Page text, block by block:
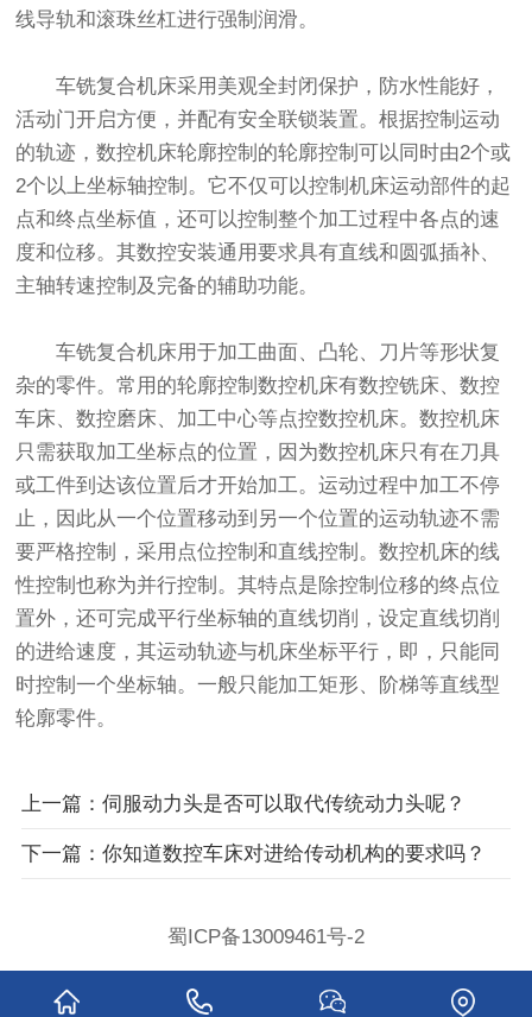
线导轨和滚珠丝杠进行强制润滑。
车铣复合机床采用美观全封闭保护，防水性能好，
活动门开启方便，并配有安全联锁装置。根据控制运动
的轨迹，数控机床轮廓控制的轮廓控制可以同时由2个或
2个以上坐标轴控制。它不仅可以控制机床运动部件的起
点和终点坐标值，还可以控制整个加工过程中各点的速
度和位移。其数控安装通用要求具有直线和圆弧插补、
主轴转速控制及完备的辅助功能。
车铣复合机床用于加工曲面、凸轮、刀片等形状复
杂的零件。常用的轮廓控制数控机床有数控铣床、数控
车床、数控磨床、加工中心等点控数控机床。数控机床
只需获取加工坐标点的位置，因为数控机床只有在刀具
或工件到达该位置后才开始加工。运动过程中加工不停
止，因此从一个位置移动到另一个位置的运动轨迹不需
要严格控制，采用点位控制和直线控制。数控机床的线
性控制也称为并行控制。其特点是除控制位移的终点位
置外，还可完成平行坐标轴的直线切削，设定直线切削
的进给速度，其运动轨迹与机床坐标平行，即，只能同
时控制一个坐标轴。一般只能加工矩形、阶梯等直线型
轮廓零件。
上一篇：伺服动力头是否可以取代传统动力头呢？
下一篇：你知道数控车床对进给传动机构的要求吗？
蜀ICP备13009461号-2